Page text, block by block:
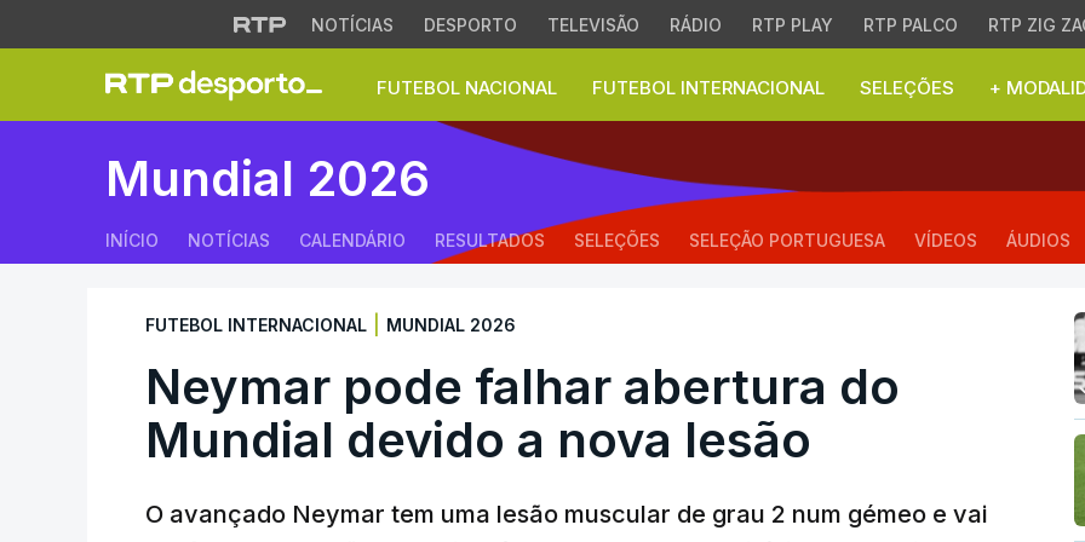
NOTÍCIAS DESPORTO TELEVISÃO RÁDIO RTP PLAY RTP PALCO RTP ZIG
FUTEBOL NACIONAL FUTEBOL INTERNACIONAL SELEÇÕES +
Neymar pode falhar abertura do Mundial
Mundial 2026
INÍCIO NOTÍCIAS CALENDÁRIO RESULTADOS SELEÇÕES SELEÇÃO PORTUGUESA VÍDEOS ÁUDIOS
FUTEBOL INTERNACIONAL MUNDIAL 2026
Neymar pode falhar abertura do
Mundial devido a nova lesão
O avançado Neymar tem uma lesão muscular de grau 2 num gémeo e vai